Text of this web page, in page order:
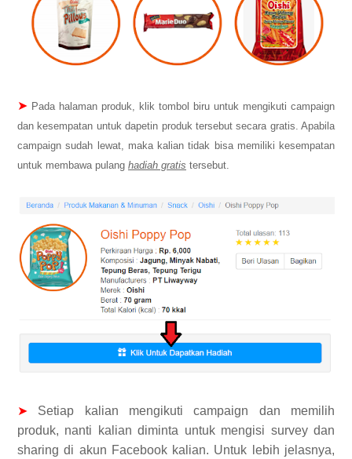
➤ Pada halaman produk, klik tombol biru untuk mengikuti campaign
dan kesempatan untuk dapetin produk tersebut secara gratis. Apabila
campaign sudah lewat, maka kalian tidak bisa memiliki kesempatan
untuk membawa pulang hadiah gratis tersebut.
➤ Setiap kalian mengikuti campaign dan memilih
produk, nanti kalian diminta untuk mengisi survey dan
sharing di akun Facebook kalian. Untuk lebih jelasnya,